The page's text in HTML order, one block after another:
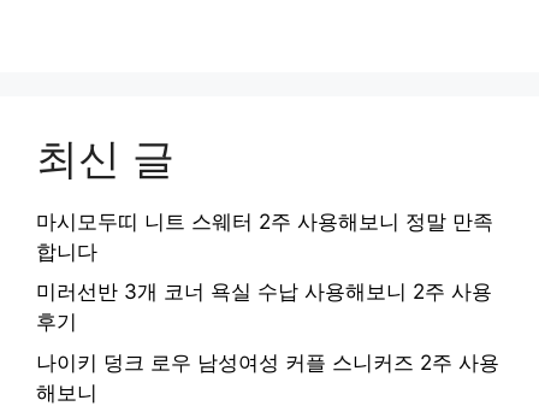
최신 글
마시모두띠 니트 스웨터 2주 사용해보니 정말 만족
합니다
미러선반 3개 코너 욕실 수납 사용해보니 2주 사용
후기
나이키 덩크 로우 남성여성 커플 스니커즈 2주 사용
해보니